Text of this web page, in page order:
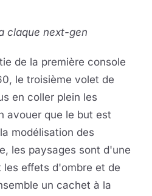
claque next-gen
de la première console
le troisième volet de
en coller plein les
avouer que le but est
modélisation des
les paysages sont d'une
effets d'ombre et de
un cachet à la